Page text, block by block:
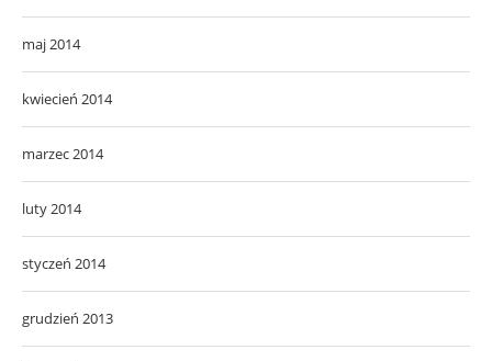
maj 2014
kwiecień 2014
marzec 2014
luty 2014
styczeń 2014
grudzień 2013